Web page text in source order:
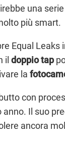
una
più smart.
Equal
il doppio tap
la
con
Il suo
ancora